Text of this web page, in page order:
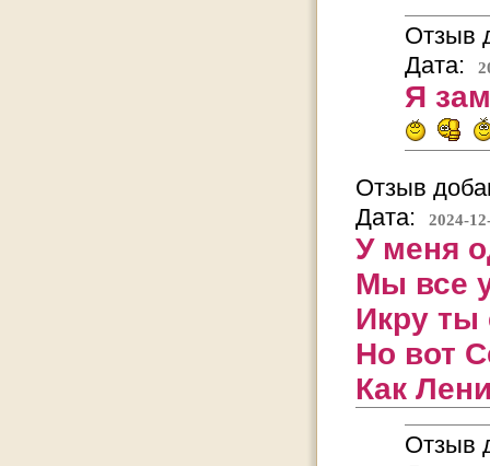
Отзыв
Дата:
Я
Отзыв
Дата:
2024-
У меня
Мы все
Икру ты
Но вот
Как
Отзыв